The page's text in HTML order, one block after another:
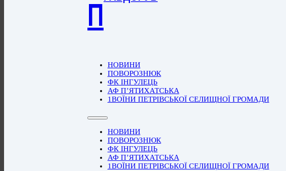
П
НОВИНИ
ПОВОРОЗНЮК
ФК ІНГУЛЕЦЬ
АФ П’ЯТИХАТСЬКА
1ВОЇНИ ПЕТРІВСЬКОЇ СЕЛИЩНОЇ ГРОМАДИ
НОВИНИ
ПОВОРОЗНЮК
ФК ІНГУЛЕЦЬ
АФ П’ЯТИХАТСЬКА
1ВОЇНИ ПЕТРІВСЬКОЇ СЕЛИЩНОЇ ГРОМАДИ